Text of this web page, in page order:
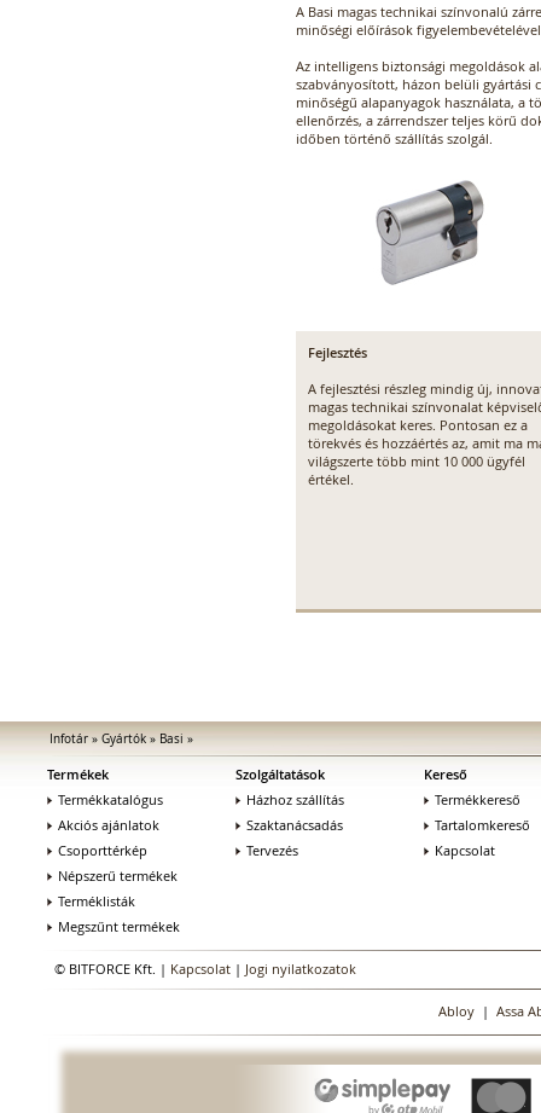
A Basi magas technikai színvonalú
minőségi előírások
Az intelligens biztonsági megoldások
szabványosított, házon belüli gyártási
minőségű alapanyagok használata, a
ellenőrzés, a zárrendszer teljes körű
időben történő szállítás szolgál.
Fejlesztés
A fejlesztési részleg mindig új,
magas technikai színvonalat
megoldásokat keres. Pontosan ez a
törekvés és hozzáértés az, amit ma
világszerte több mint 10 000 ügyfél
értékel.
Infotár» Gyártók» Basi »
Termékek
Termékkatalógus
Akciós ajánlatok
Csoporttérkép
Népszerű termékek
Terméklisták
Megszűnt termékek
Szolgáltatások
Házhoz szállítás
Szaktanácsadás
Tervezés
Kereső
Termékkereső
Tartalomkereső
Kapcsolat
© BITFORCE Kft. | Kapcsolat | Jogi nyilatkozatok
Abloy| Assa